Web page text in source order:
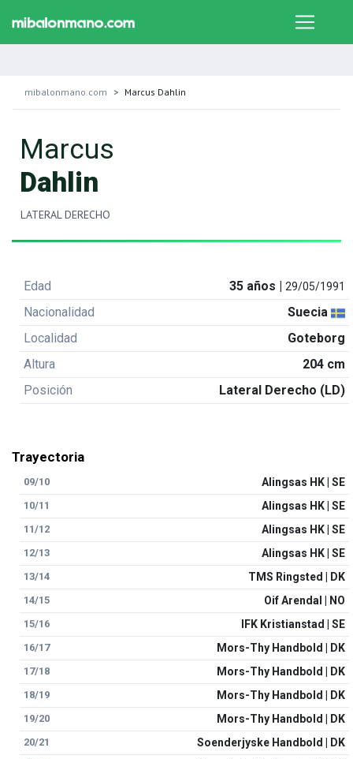
mibalonmano.com Marcus Dahlin
Marcus
Dahlin
LATERAL DERECHO
Edad 35 años |29/05/1991
Nacionalidad
Suecia
Localidad
Goteborg
Altura
204 cm
Posición
Lateral Derecho (LD)
Trayectoria
09/10 Alingsas HK | SE
10/11 Alingsas HK | SE
11/12 Alingsas HK | SE
12/13 Alingsas HK | SE
13/14 TMS Ringsted | DK
14/15 Oif Arendal | NO
15/16 IFK Kristianstad | SE
16/17 Mors-Thy Handbold | DK
17/18 Mors-Thy Handbold | DK
18/19 Mors-Thy Handbold | DK
19/20 Mors-Thy Handbold | DK
20/21 Soenderjyske Handbold | DK